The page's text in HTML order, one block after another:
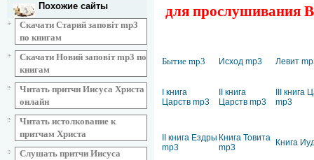
Похожие сайты
Скачати Старий заповіт mp3
по книгам
Скачати Новий заповіт mp3 по
книгам
Читать притчи Иисуса Христа
онлайн
Читать истолкование к
притчам Христа
Слушать притчи Иисуса
для прослушивания
Бытие mp3 Исход mp3 Левит
I книга
Царств mp3
II книга
Царств mp3
III книга
mp3
II книга Ездры
mp3
Книга Товита
mp3
Книга